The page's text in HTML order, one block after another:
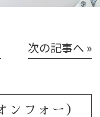
次の記事へ »
ンフォー）